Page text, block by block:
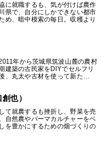
に就職するも、気が付けば農作
県で、自分にしかできない都市
め、暗中模索の毎日。収穫より
年から茨城県筑波山麓の農村
建築の古民家をDIYでセルフリ
、丸太や古材を使って新た…
也）
て就農するも挫折し、野菜を売
自然農やパーマカルチャーをベ
を豊かにするための畑づくりの